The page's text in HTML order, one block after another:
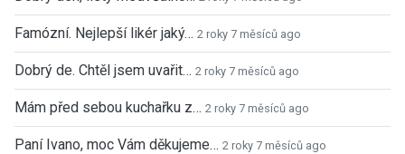
Famózní. Nejlepší likér jaký… 2 roky 7 měsíců ago
Dobrý de. Chtěl jsem uvařit… 2 roky 7 měsíců ago
Mám před sebou kuchařku z… 2 roky 7 měsíců ago
Paní Ivano, moc Vám děkujeme… 2 roky 7 měsíců ago